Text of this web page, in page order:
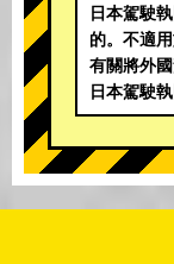
日本駕駛
的。不適
有關將外
日本駕駛